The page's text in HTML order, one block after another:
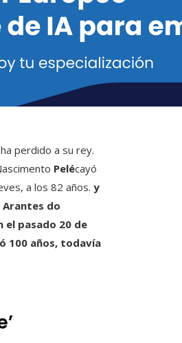
perdido a su rey.
Pelécayó
a los 82 años. y
Arantes do
el pasado 20 de
100 años, todavía